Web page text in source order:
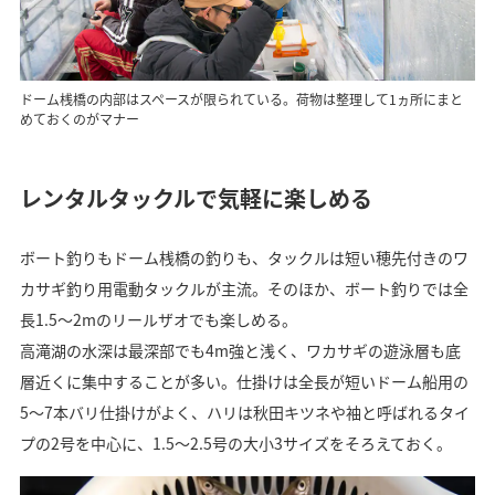
ドーム桟橋の内部はスペースが限られている。荷物は整理して1ヵ所にまと
めておくのがマナー
レンタルタックルで気軽に楽しめる
ボート釣りもドーム桟橋の釣りも、タックルは短い穂先付きのワ
カサギ釣り用電動タックルが主流。そのほか、ボート釣りでは全
長1.5～2mのリールザオでも楽しめる。
高滝湖の水深は最深部でも4m強と浅く、ワカサギの遊泳層も底
層近くに集中することが多い。仕掛けは全長が短いドーム船用の
5～7本バリ仕掛けがよく、ハリは秋田キツネや袖と呼ばれるタイ
プの2号を中心に、1.5～2.5号の大小3サイズをそろえておく。